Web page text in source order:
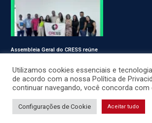
Assembleia Geral do CRESS reúne
© CRESS-SE 2022. Todos os Direitos
Desenvolvido por
Utilizamos cookies essenciais e
de acordo com a nossa Política de
continuar navegando, você concorda
Configurações de Cookie Aceitar tudo